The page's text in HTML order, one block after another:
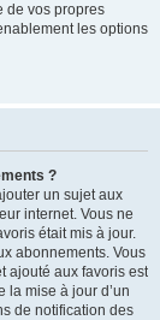
de vos propres
les options
?
un sujet aux
internet. Vous ne
était mis à jour.
abonnements. Vous
ajouté aux favoris est
la mise à jour d’un
de notification des